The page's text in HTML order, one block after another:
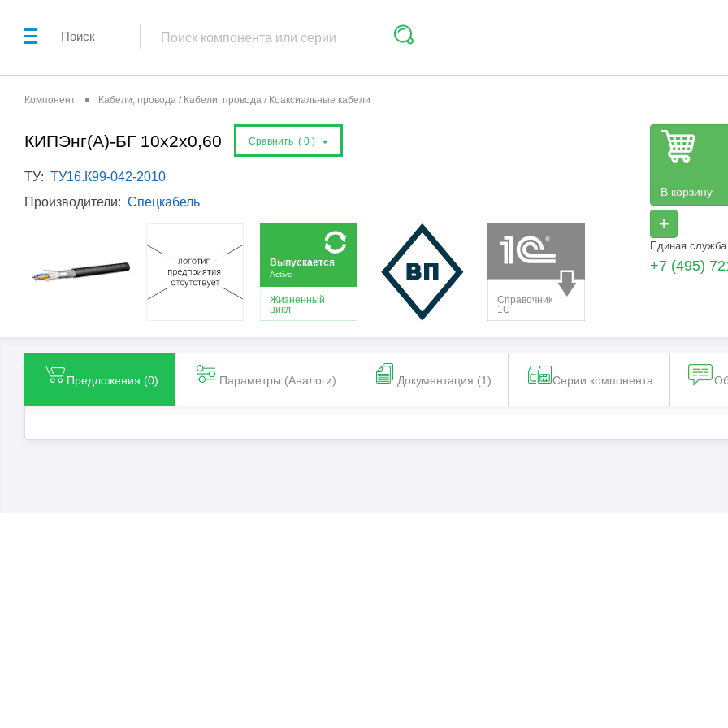
Поиск
Компонент Кабели, провода / Кабели, провода / Коаксиальные кабели
КИПЭнг(А)-БГ 10х2х0,60 Сравнить ( 0 )
ТУ: ТУ16.К99-042-2010
Производители: Спецкабель
В корзину
+
Единая
+7 (495)
Предложения (0) Параметры (Aналоги) Документация (1) Серии компонента